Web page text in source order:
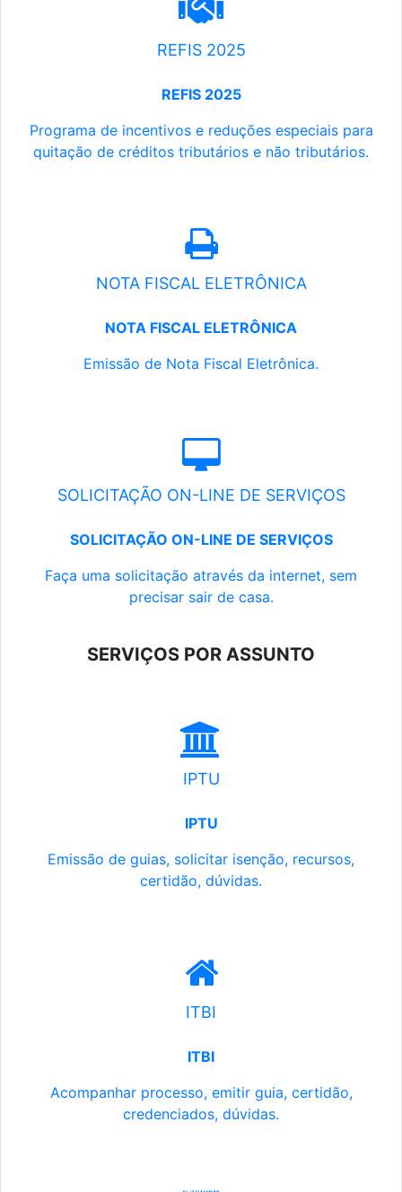
REFIS 2025
REFIS 2025
Programa de incentivos e reduções especiais para
quitação de créditos tributários e não tributários.
NOTA FISCAL ELETRÔNICA
NOTA FISCAL ELETRÔNICA
Emissão de Nota Fiscal Eletrônica.
SOLICITAÇÃO ON-LINE DE SERVIÇOS
SOLICITAÇÃO ON-LINE DE SERVIÇOS
Faça uma solicitação através da internet, sem
precisar sair de casa.
SERVIÇOS POR ASSUNTO
IPTU
IPTU
Emissão de guias, solicitar isenção, recursos,
certidão, dúvidas.
ITBI
ITBI
Acompanhar processo, emitir guia, certidão,
credenciados, dúvidas.